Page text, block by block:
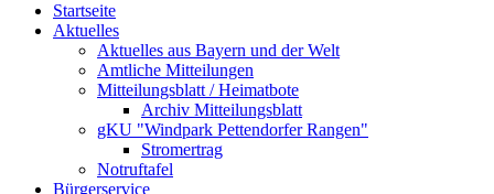
Startseite
Aktuelles
Aktuelles aus Bayern und der Welt
Amtliche Mitteilungen
Mitteilungsblatt / Heimatbote
Archiv Mitteilungsblatt
gKU "Windpark Pettendorfer Rangen"
Stromertrag
Notruftafel
Bürgerservice